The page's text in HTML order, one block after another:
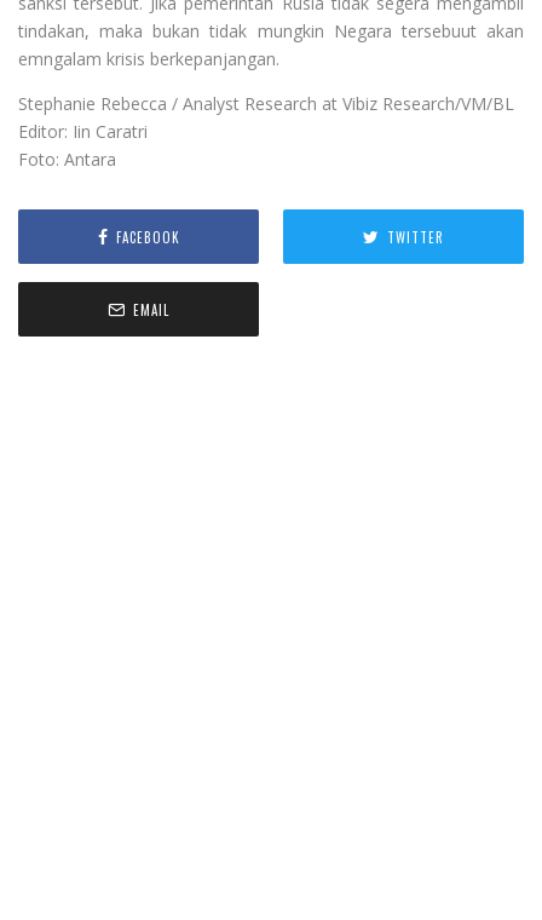
tindakan, maka bukan tidak mungkin Negara tersebuut akan
emngalam krisis berkepanjangan.
Stephanie Rebecca / Analyst Research at Vibiz Research/VM/BL
Editor: Iin Caratri
Foto: Antara
FACEBOOK TWITTER
EMAIL